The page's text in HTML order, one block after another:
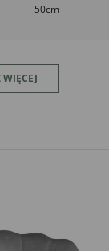
50cm
wysokoelastyczna
o bardzo
gęstości